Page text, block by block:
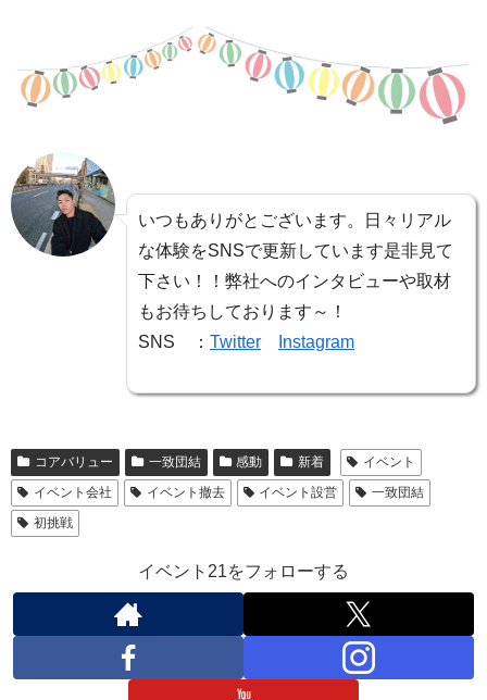
いつもありがとございます。日々リアル
な体験をSNSで更新しています是非見て
下さい！！弊社へのインタビューや取材
もお待ちしております～！
SNS ： Twitter Instagram
コアバリュー 一致団結 感動 新着
イベント
イベント会社
イベント撤去 イベント設営
一致団結
初挑戦
イベント21をフォローする